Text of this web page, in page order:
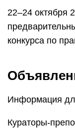
22–24 октября
конкурса по
Информация
Кураторы-